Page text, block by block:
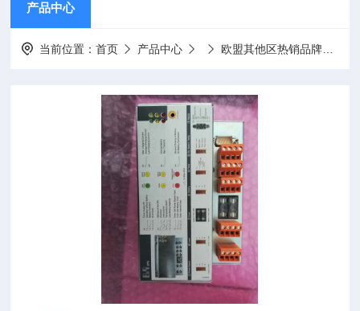
产品中心
当前位置：首页 产品中心 欧盟其他区热销品牌